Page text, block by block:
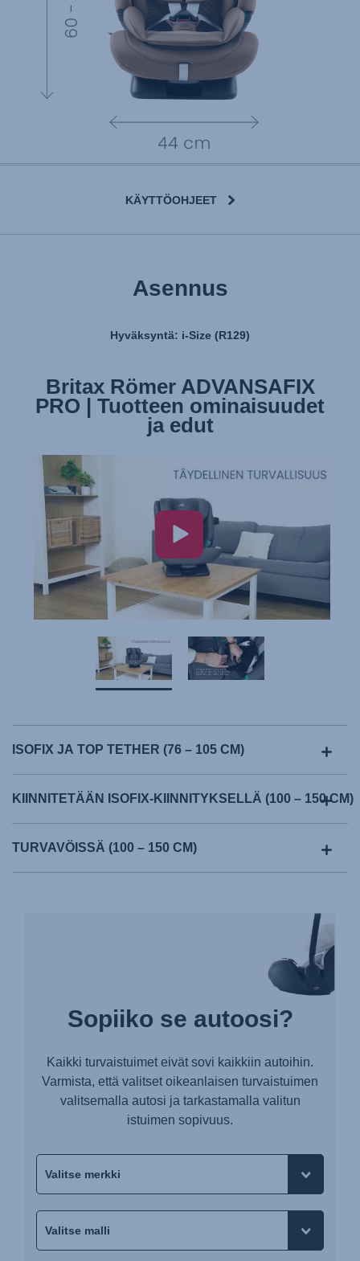
KÄYTTÖOHJEET
Asennus
Hyväksyntä: i-Size (R129)
Britax Römer ADVANSAFIX
PRO | Tuotteen ominaisuudet
ja edut
Britax Römer ADVANSAFIX
PRO | Istuimen asentaminen
ISOFIX JA TOP TETHER (76 – 105 CM)
KIINNITETÄÄN ISOFIX-KIINNITYKSELLÄ (100 – 150 CM)
TURVAVÖISSÄ (100 – 150 CM)
Sopiiko se autoosi?
Kaikki turvaistuimet eivät sovi kaikkiin autoihin.
Varmista, että valitset oikeanlaisen turvaistuimen
valitsemalla autosi ja tarkastamalla valitun
istuimen sopivuus.